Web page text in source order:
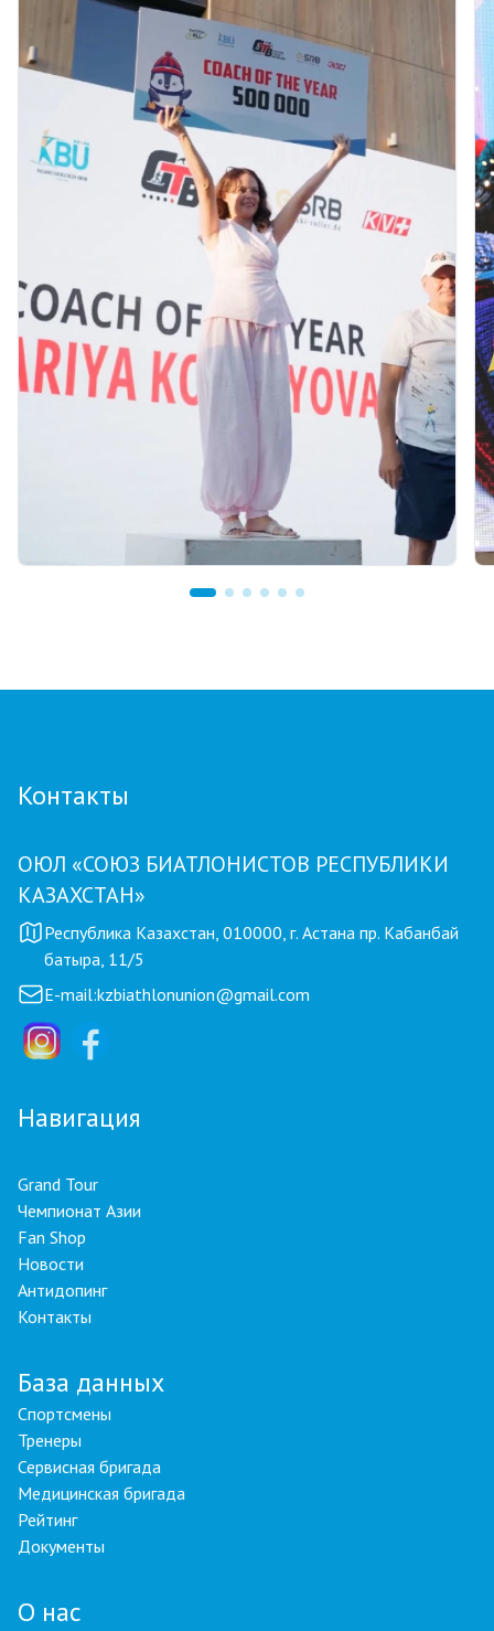
Контакты
ОЮЛ «СОЮЗ БИАТЛОНИСТОВ РЕСПУБЛИКИ
КАЗАХСТАН»
Республика Казахстан, 010000, г. Астана пр. Кабанбай
батыра, 11/5
E-mail:kzbiathlonunion@gmail.com
Навигация
Grand Tour
Чемпионат Азии
Fan Shop
Новости
Антидопинг
Контакты
База данных
Спортсмены
Тренеры
Сервисная бригада
Медицинская бригада
Рейтинг
Документы
О нас